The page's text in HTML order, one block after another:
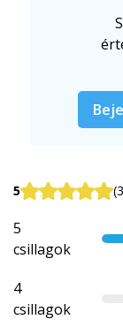
5
5
csillagok
4
csillagok